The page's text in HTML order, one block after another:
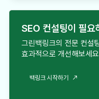
SEO 컨설팅이 필요
그린백링크의 전문 컨설
효과적으로 개선해보세
백링크 시작하기